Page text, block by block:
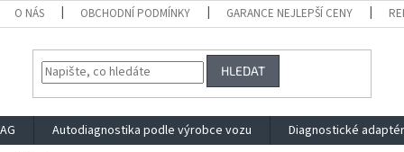
O NÁS OBCHODNÍ PODMÍNKY GARANCE NEJLEPŠÍ CENY
HLEDAT
Autodiagnostika podle výrobce vozu Diagnostické